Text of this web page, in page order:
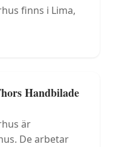
finns i Lima,
Handbilade
är
De arbetar